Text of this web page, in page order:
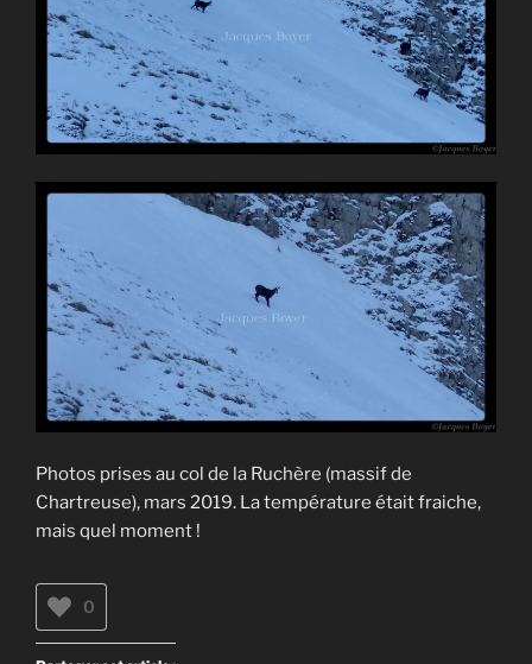
Photos prises au col de la Ruchère (massif de
Chartreuse), mars 2019. La température était fraiche,
mais quel moment !
0